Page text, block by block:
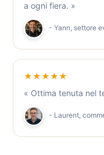
a ogni fiera. »
- Yann, settore
★★★★★
« Ottima tenuta nel
- Laurent,